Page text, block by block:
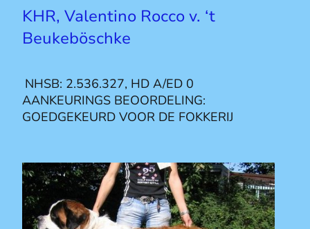
KHR, Valentino Rocco v. ‘t
Beukeböschke
NHSB: 2.536.327, HD A/ED 0
AANKEURINGS BEOORDELING:
GOEDGEKEURD VOOR DE FOKKERIJ